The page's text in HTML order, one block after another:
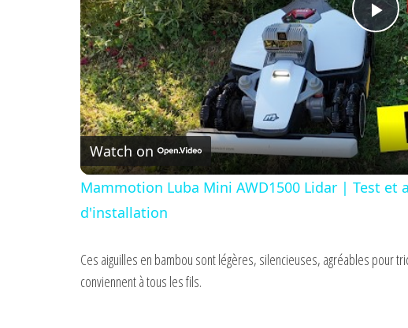
P
l
a
y
i
Watch on
Mammotion Luba Mini AWD1500 Lidar | Test
d'installation
Ces aiguilles en bambou sont légères, silencieuses, agréables pour
conviennent à tous les fils.